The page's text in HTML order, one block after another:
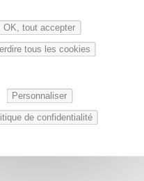
OK, tout accepter
tous les cookies
Personnaliser
de confidentialité